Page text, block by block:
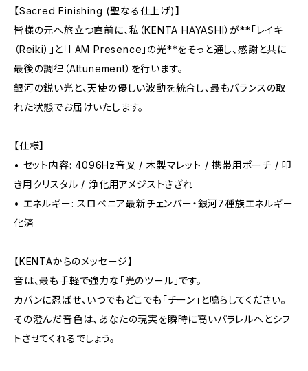
【Sacred Finishing (聖なる仕上げ)】
皆様の元へ旅立つ直前に、私（KENTA HAYASHI）が**「レイキ
（Reiki）」と「I AM Presence」の光**をそっと通し、感謝と共に
最後の調律（Attunement）を行います。
銀河の鋭い光と、天使の優しい波動を統合し、最もバランスの取
れた状態でお届けいたします。
【仕様】
• セット内容: 4096Hz音叉 / 木製マレット / 携帯用ポーチ / 叩
き用クリスタル / 浄化用アメジストさざれ
• エネルギー: スロベニア最新チェンバー・銀河7種族エネルギー
化済
【KENTAからのメッセージ】
音は、最も手軽で強力な「光のツール」です。
カバンに忍ばせ、いつでもどこでも「チーン」と鳴らしてください。
その澄んだ音色は、あなたの現実を瞬時に高いパラレルへとシフ
トさせてくれるでしょう。